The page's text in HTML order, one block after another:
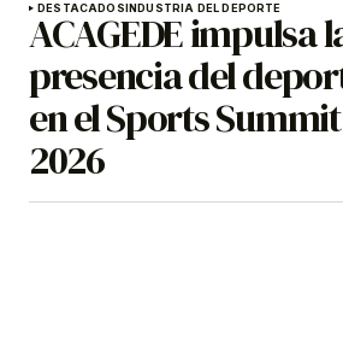
DESTACADOSINDUSTRIA DEL DEPORTE
ACAGEDE impulsa
presencia del
en el Sports
2026